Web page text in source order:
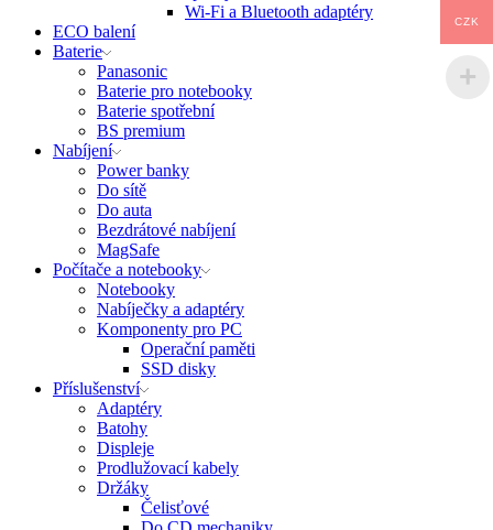
Wi-Fi a Bluetooth adaptéry
ECO balení
Baterie
Panasonic
Baterie pro notebooky
Baterie spotřební
BS premium
Nabíjení
Power banky
Do sítě
Do auta
Bezdrátové nabíjení
MagSafe
Počítače a notebooky
Notebooky
Nabíječky a adaptéry
Komponenty pro PC
Operační paměti
SSD disky
Příslušenství
Adaptéry
Batohy
Displeje
Prodlužovací kabely
Držáky
Čelisťové
CZK